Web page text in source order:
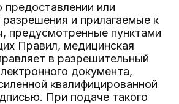
предоставлении или
и прилагаемые к
предусмотренные пунктами
Правил, медицинская
в разрешительный
документа,
квалифицированной
При подаче такого